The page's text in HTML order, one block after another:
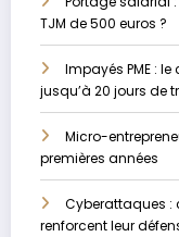
TJM de 500 euros ?
Impayés PME :
jusqu’à 20 jours de
Micro-
premières années
Cyberattaques :
renforcent leur